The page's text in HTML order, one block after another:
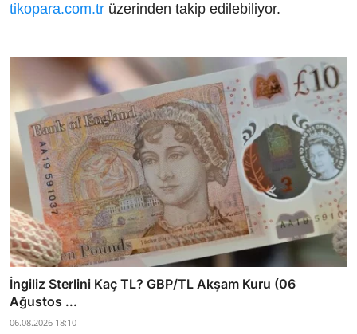
tikopara.com.tr üzerinden takip edilebiliyor.
İngiliz Sterlini Kaç TL? GBP/TL Akşam Kuru (06
Ağustos ...
06.08.2026 18:10